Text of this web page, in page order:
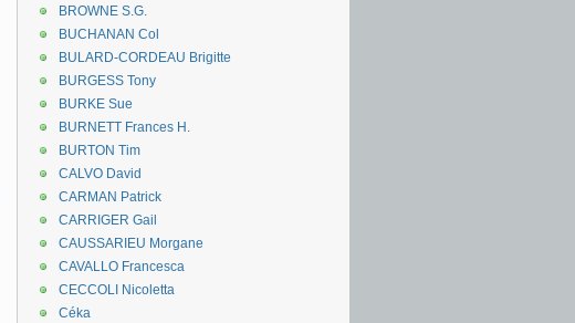
BROWNE S.G.
BUCHANAN Col
BULARD-CORDEAU Brigitte
BURGESS Tony
BURKE Sue
BURNETT Frances H.
BURTON Tim
CALVO David
CARMAN Patrick
CARRIGER Gail
CAUSSARIEU Morgane
CAVALLO Francesca
CECCOLI Nicoletta
Céka